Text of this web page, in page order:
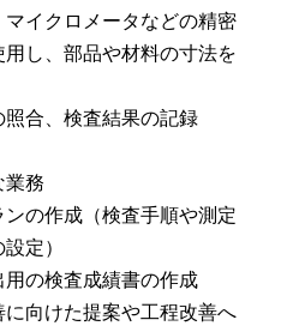
マイクロメータなどの精密
用し、部品や材料の寸法を
照合、検査結果の記録
務
ンの作成（検査手順や測定
定）
用の検査成績書の作成
に向けた提案や工程改善へ